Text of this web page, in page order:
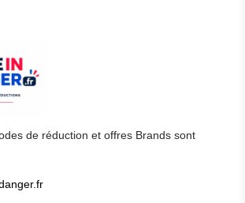
de réduction et offres Brands sont